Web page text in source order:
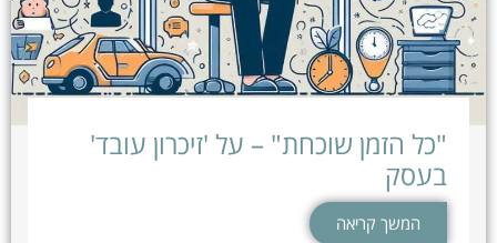
"כל הזמן שוכחת" – על 'זיכרון עובד'
בעסק
המשך קריאה